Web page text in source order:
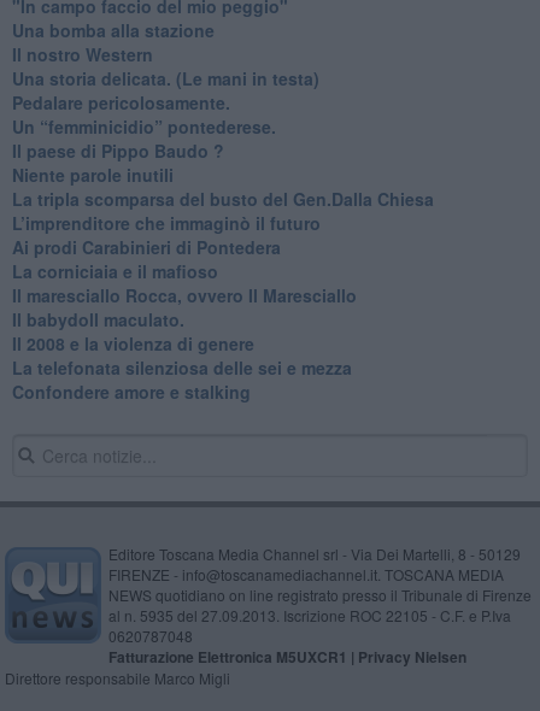
"In campo faccio del mio peggio"
Una bomba alla stazione
Il nostro Western
Una storia delicata. (Le mani in testa)
Pedalare pericolosamente.
Un “femminicidio” pontederese.
Il paese di Pippo Baudo ?
Niente parole inutili
La tripla scomparsa del busto del Gen.Dalla Chiesa
​L’imprenditore che immaginò il futuro
Ai prodi Carabinieri di Pontedera
​La corniciaia e il mafioso
Il maresciallo Rocca, ovvero Il Maresciallo
​Il babydoll maculato.
​Il 2008 e la violenza di genere
La telefonata silenziosa delle sei e mezza
​Confondere amore e stalking
Editore Toscana Media Channel srl - Via Dei Martelli, 8 - 50129
FIRENZE - info@toscanamediachannel.it. TOSCANA MEDIA
NEWS quotidiano on line registrato presso il Tribunale di Firenze
al n. 5935 del 27.09.2013. Iscrizione ROC 22105 - C.F. e P.Iva
0620787048
Fatturazione Elettronica M5UXCR1 | Privacy Nielsen
Direttore responsabile Marco Migli